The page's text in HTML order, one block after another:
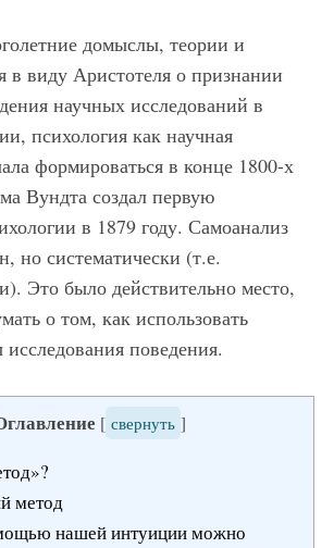
домыслы, теории и
в виду Аристотеля о признании
научных исследований в
психология как научная
формироваться в конце 1800-х
Вундта создал первую
в 1879 году. Самоанализ
но систематически (т.е.
Это было действительно место,
о том, как использовать
поведения.
[ свернуть ]
метод
нашей интуиции можно